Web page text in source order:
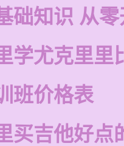
础知识 从
学尤克里里
班价格表
买吉他好点